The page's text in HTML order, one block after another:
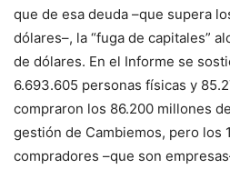
que de esa deuda –que supera
dólares–, la “fuga de capitales”
de dólares. En el Informe se
6.693.605 personas físicas y
compraron los 86.200 millones
gestión de Cambiemos, pero los
compradores –que son